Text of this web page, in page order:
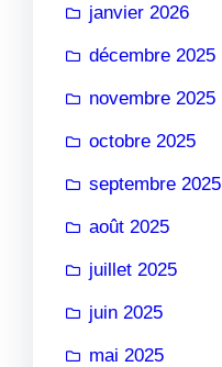
janvier 2026
décembre 2025
novembre 2025
octobre 2025
septembre 2025
août 2025
juillet 2025
juin 2025
mai 2025